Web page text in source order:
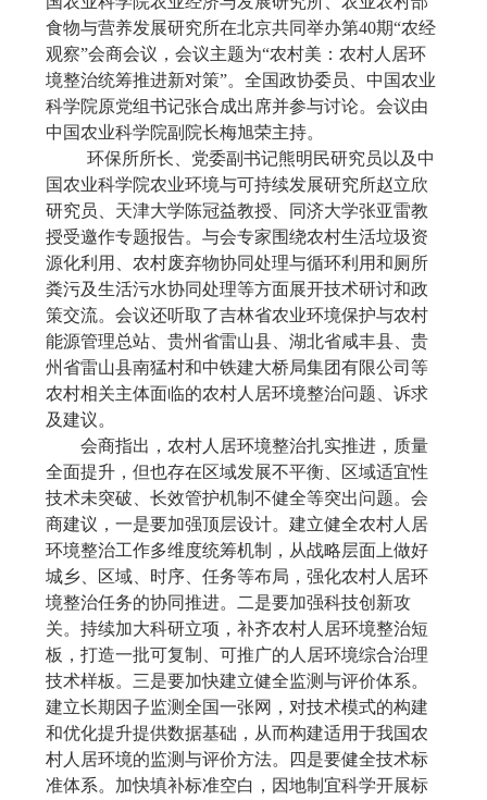
食物与营养发展研究所在北京共同举办第40期“农经
观察”会商会议，会议主题为“农村美：农村人居环
境整治统筹推进新对策”。全国政协委员、中国农业
科学院原党组书记张合成出席并参与讨论。会议由
中国农业科学院副院长梅旭荣主持。
环保所所长、党委副书记熊明民研究员以及中
国农业科学院农业环境与可持续发展研究所赵立欣
研究员、天津大学陈冠益教授、同济大学张亚雷教
授受邀作专题报告。与会专家围绕农村生活垃圾资
源化利用、农村废弃物协同处理与循环利用和厕所
粪污及生活污水协同处理等方面展开技术研讨和政
策交流。会议还听取了吉林省农业环境保护与农村
能源管理总站、贵州省雷山县、湖北省咸丰县、贵
州省雷山县南猛村和中铁建大桥局集团有限公司等
农村相关主体面临的农村人居环境整治问题、诉求
及建议。
会商指出，农村人居环境整治扎实推进，质量
全面提升，但也存在区域发展不平衡、区域适宜性
技术未突破、长效管护机制不健全等突出问题。会
商建议，一是要加强顶层设计。建立健全农村人居
环境整治工作多维度统筹机制，从战略层面上做好
城乡、区域、时序、任务等布局，强化农村人居环
境整治任务的协同推进。二是要加强科技创新攻
关。持续加大科研立项，补齐农村人居环境整治短
板，打造一批可复制、可推广的人居环境综合治理
技术样板。三是要加快建立健全监测与评价体系。
建立长期因子监测全国一张网，对技术模式的构建
和优化提升提供数据基础，从而构建适用于我国农
村人居环境的监测与评价方法。四是要健全技术标
准体系。加快填补标准空白，因地制宜科学开展标